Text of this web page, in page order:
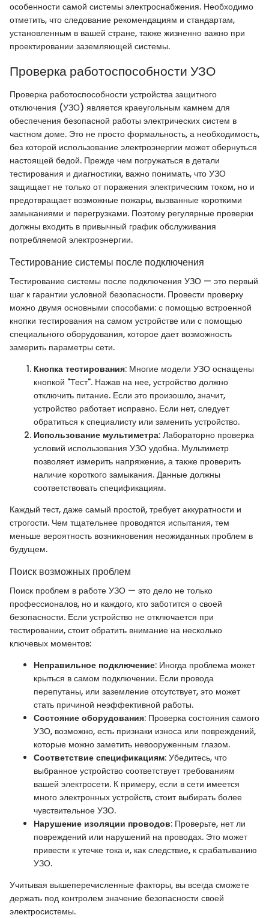
особенности самой системы электроснабжения. Необходимо
отметить, что следование рекомендациям и стандартам,
установленным в вашей стране, также жизненно важно при
проектировании заземляющей системы.
Проверка работоспособности УЗО
Проверка работоспособности устройства защитного
отключения (УЗО) является краеугольным камнем для
обеспечения безопасной работы электрических систем в
частном доме. Это не просто формальность, а необходимость,
без которой использование электроэнергии может обернуться
настоящей бедой. Прежде чем погружаться в детали
тестирования и диагностики, важно понимать, что УЗО
защищает не только от поражения электрическим током, но и
предотвращает возможные пожары, вызванные короткими
замыканиями и перегрузками. Поэтому регулярные проверки
должны входить в привычный график обслуживания
потребляемой электроэнергии.
Тестирование системы после подключения
Тестирование системы после подключения УЗО — это первый
шаг к гарантии условной безопасности. Провести проверку
можно двумя основными способами: с помощью встроенной
кнопки тестирования на самом устройстве или с помощью
специального оборудования, которое дает возможность
замерить параметры сети.
Кнопка тестирования: Многие модели УЗО оснащены
кнопкой "Тест". Нажав на нее, устройство должно
отключить питание. Если это произошло, значит,
устройство работает исправно. Если нет, следует
обратиться к специалисту или заменить устройство.
Использование мультиметра: Лабораторно проверка
условий использования УЗО удобна. Мультиметр
позволяет измерить напряжение, а также проверить
наличие короткого замыкания. Данные должны
соответствовать спецификациям.
Каждый тест, даже самый простой, требует аккуратности и
строгости. Чем тщательнее проводятся испытания, тем
меньше вероятность возникновения неожиданных проблем в
будущем.
Поиск возможных проблем
Поиск проблем в работе УЗО — это дело не только
профессионалов, но и каждого, кто заботится о своей
безопасности. Если устройство не отключается при
тестировании, стоит обратить внимание на несколько
ключевых моментов:
Неправильное подключение: Иногда проблема может
крыться в самом подключении. Если провода
перепутаны, или заземление отсутствует, это может
стать причиной неэффективной работы.
Состояние оборудования: Проверка состояния самого
УЗО, возможно, есть признаки износа или повреждений,
которые можно заметить невооруженным глазом.
Соответствие спецификациям: Убедитесь, что
выбранное устройство соответствует требованиям
вашей электросети. К примеру, если в сети имеется
много электронных устройств, стоит выбирать более
чувствительное УЗО.
Нарушение изоляции проводов: Проверьте, нет ли
повреждений или нарушений на проводах. Это может
привести к утечке тока и, как следствие, к срабатыванию
УЗО.
Учитывая вышеперечисленные факторы, вы всегда сможете
держать под контролем значение безопасности своей
электросистемы.